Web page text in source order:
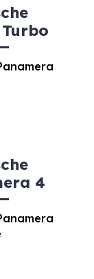
4